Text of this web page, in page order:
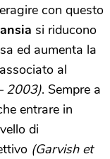
con questo
ansia si riducono
ed aumenta la
al
2003). Sempre a
entrare in
di
(Garvish et